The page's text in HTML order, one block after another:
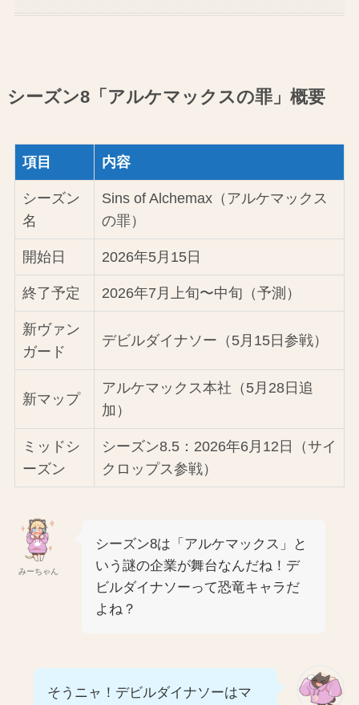
シーズン8「アルケマックスの罪」概要
項目 内容
シーズン
名
Sins of Alchemax（アルケマックス
の罪）
開始日 2026年5月15日
終了予定 2026年7月上旬〜中旬（予測）
新ヴァン
ガード
デビルダイナソー（5月15日参戦）
新マップ
アルケマックス本社（5月28日追
加）
ミッドシ
ーズン
シーズン8.5：2026年6月12日（サイ
クロップス参戦）
みーちゃん
シーズン8は「アルケマックス」と
いう謎の企業が舞台なんだね！デ
ビルダイナソーって恐竜キャラだ
よね？
そうニャ！デビルダイナソーはマ